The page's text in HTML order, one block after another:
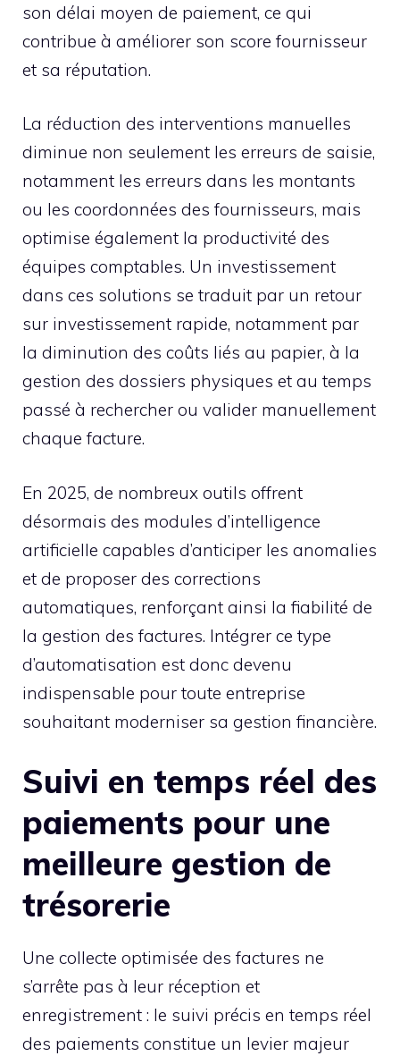
son délai moyen de paiement, ce qui
contribue à améliorer son score fournisseur
et sa réputation.
La réduction des interventions manuelles
diminue non seulement les erreurs de saisie,
notamment les erreurs dans les montants
ou les coordonnées des fournisseurs, mais
optimise également la productivité des
équipes comptables. Un investissement
dans ces solutions se traduit par un retour
sur investissement rapide, notamment par
la diminution des coûts liés au papier, à la
gestion des dossiers physiques et au temps
passé à rechercher ou valider manuellement
chaque facture.
En 2025, de nombreux outils offrent
désormais des modules d’intelligence
artificielle capables d’anticiper les anomalies
et de proposer des corrections
automatiques, renforçant ainsi la fiabilité de
la gestion des factures. Intégrer ce type
d’automatisation est donc devenu
indispensable pour toute entreprise
souhaitant moderniser sa gestion financière.
Suivi en temps réel des
paiements pour une
meilleure gestion de
trésorerie
Une collecte optimisée des factures ne
s’arrête pas à leur réception et
enregistrement : le suivi précis en temps réel
des paiements constitue un levier majeur